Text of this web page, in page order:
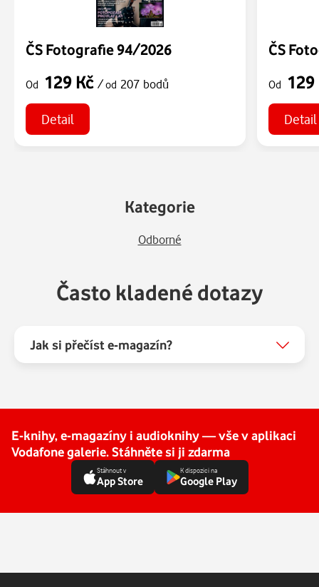
ČS Fotografie 94/2026
Od 129 Kč /od 207 bodů
Detail
ČS
Od
Detail
Kategorie
Odborné
Často kladené dotazy
Jak si přečíst e-magazín?
E-knihy, e-magazíny i audioknihy — vše v aplikaci
Vodafone galerie. Stáhněte si ji zdarma
Stáhnout v
App Store
K dispozici na
Google Play